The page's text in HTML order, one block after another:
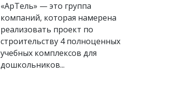
«АрТель» — это группа
компаний, которая намерена
реализовать проект по
строительству 4 полноценных
учебных комплексов для
дошкольников...